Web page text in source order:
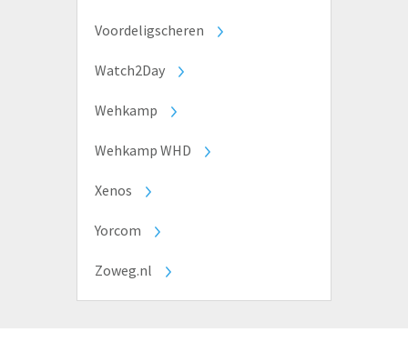
Voordeligscheren
Watch2Day
Wehkamp
Wehkamp WHD
Xenos
Yorcom
Zoweg.nl